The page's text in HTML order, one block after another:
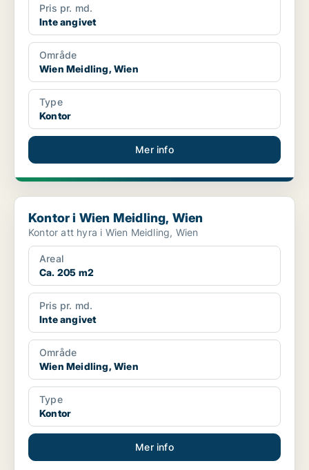
Pris pr. md.
Inte angivet
Område
Wien Meidling, Wien
Type
Kontor
Mer info
Kontor i Wien Meidling, Wien
Kontor i Wien Meidling, Wien
Kontor att hyra i Wien Meidling, Wien
Areal
Ca. 205 m2
Pris pr. md.
Inte angivet
Område
Wien Meidling, Wien
Type
Kontor
Mer info